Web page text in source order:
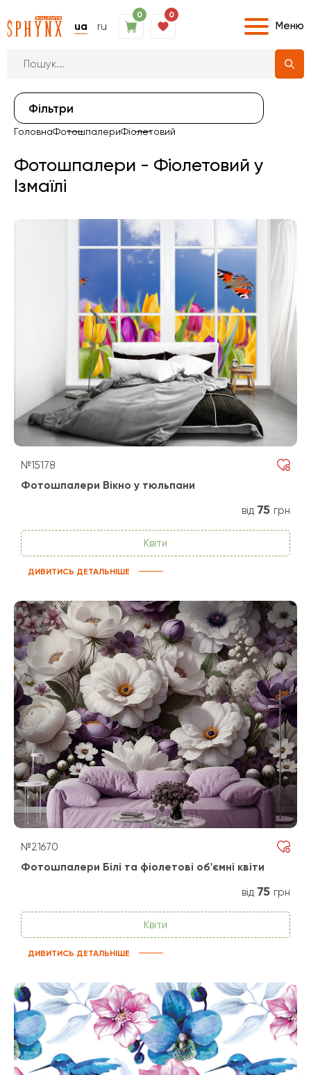
ua ru
0 0
Меню
Фiльтри
ГоловнаФотошпалериФіолетовий
Фотошпалери - Фіолетовий у
Ізмаїлі
№15178
Фотошпалери Вікно у тюльпани
від 75 грн
Квіти
ДИВИТИСЬ ДЕТАЛЬНІШЕ
№21670
Фотошпалери Білі та фіолетові об'ємні квіти
від 75 грн
Квіти
ДИВИТИСЬ ДЕТАЛЬНІШЕ